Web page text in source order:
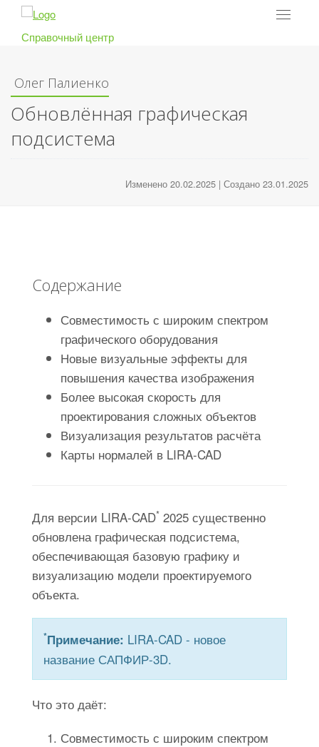
Toggle
Справочный центр
Олег Палиенко
Обновлённая графическая
подсистема
Изменено 20.02.2025 | Создано 23.01.2025
Содержание
Совместимость с широким спектром
графического оборудования
Новые визуальные эффекты для
повышения качества изображения
Более высокая скорость для
проектирования сложных объектов
Визуализация результатов расчёта
Карты нормалей в LIRA-CAD
Для версии LIRA-CAD* 2025 существенно
обновлена графическая подсистема,
обеспечивающая базовую графику и
визуализацию модели проектируемого
объекта.
*Примечание: LIRA-CAD - новое
название САПФИР-3D.
Что это даёт:
Совместимость с широким спектром